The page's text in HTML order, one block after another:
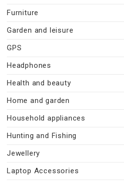
Furniture
Garden and leisure
GPS
Headphones
Health and beauty
Home and garden
Household appliances
Hunting and Fishing
Jewellery
Laptop Accessories